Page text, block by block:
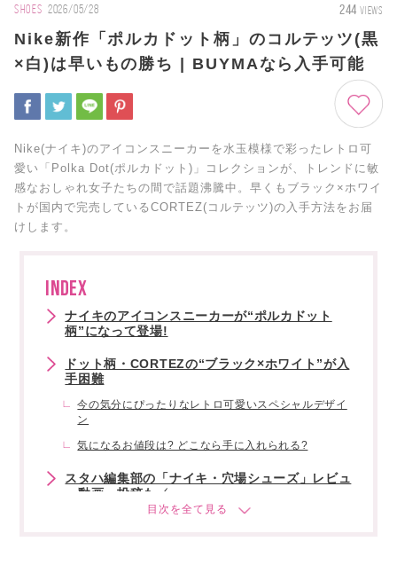
SHOES 2026/05/28 244 VIEWS
Nike新作「ポルカドット柄」のコルテッツ(黒
×白)は早いもの勝ち | BUYMAなら入手可能
Nike(ナイキ)のアイコンスニーカーを水玉模様で彩ったレトロ可
愛い「Polka Dot(ポルカドット)」コレクションが、トレンドに敏
感なおしゃれ女子たちの間で話題沸騰中。早くもブラック×ホワイ
トが国内で完売しているCORTEZ(コルテッツ)の入手方法をお届
けします。
INDEX
ナイキのアイコンスニーカーが“ポルカドット
柄”になって登場!
ドット柄・CORTEZの“ブラック×ホワイト”が入
手困難
今の気分にぴったりなレトロ可愛いスペシャルデザイ
ン
気になるお値段は? どこなら手に入れられる?
スタハ編集部の「ナイキ・穴場シューズ」レビュ
ー動画・投稿も✓